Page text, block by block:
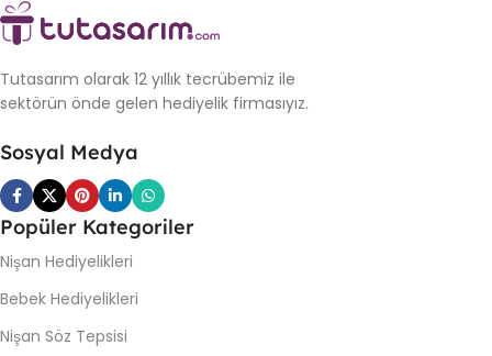
Tutasarım olarak 12 yıllık tecrübemiz ile
sektörün önde gelen hediyelik firmasıyız.
Sosyal Medya
Popüler Kategoriler
Nişan Hediyelikleri
Bebek Hediyelikleri
Nişan Söz Tepsisi